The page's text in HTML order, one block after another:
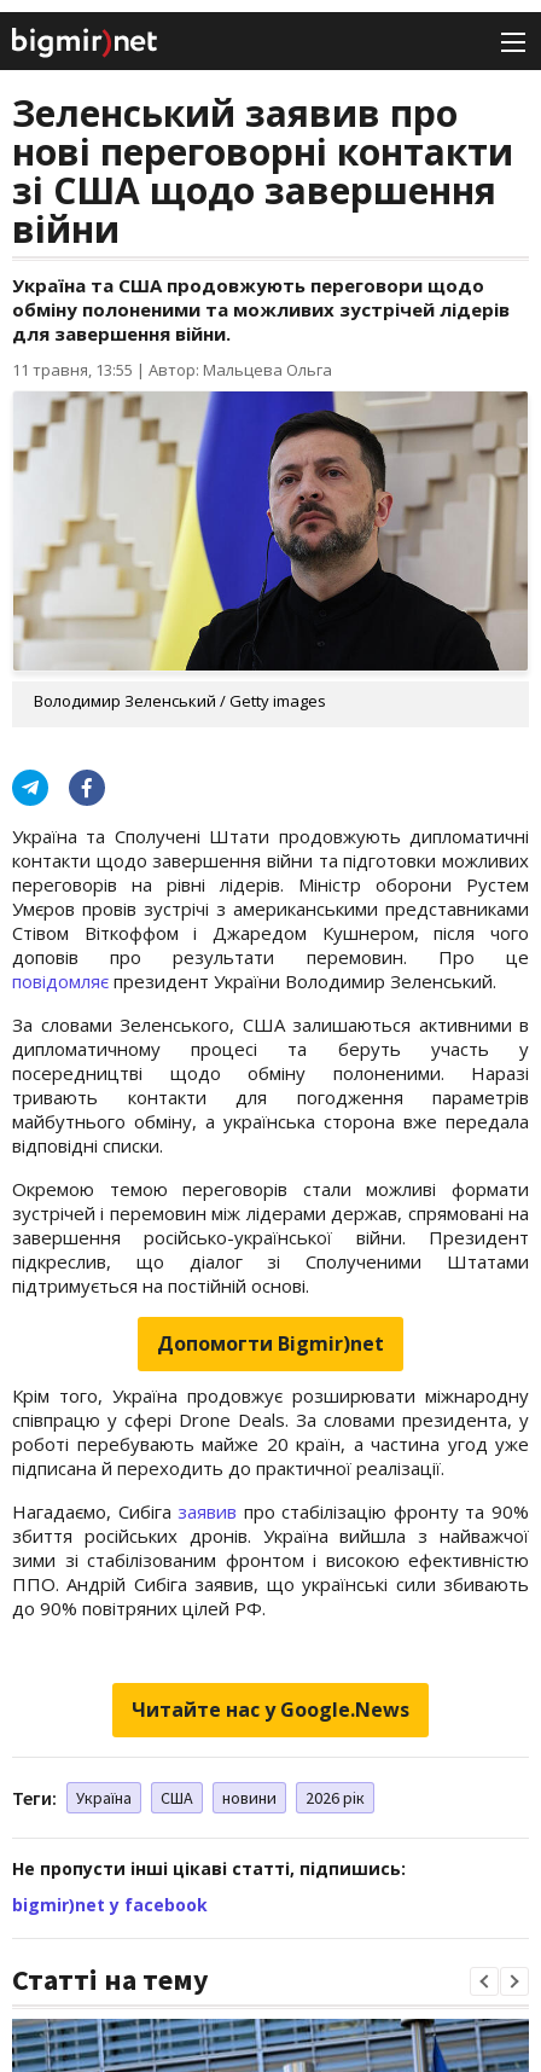
Зеленський заявив про
нові переговорні контакти
зі США щодо завершення
війни
Україна та США продовжують переговори щодо
обміну полоненими та можливих зустрічей лідерів
для завершення війни.
11 травня, 13:55 | Автор: Мальцева Ольга
Володимир Зеленський / Getty images
Україна та Сполучені Штати продовжують дипломатичні
контакти щодо завершення війни та підготовки можливих
переговорів на рівні лідерів. Міністр оборони Рустем
Умєров провів зустрічі з американськими представниками
Стівом Віткоффом і Джаредом Кушнером, після чого
доповів про результати перемовин. Про це
повідомляє президент України Володимир Зеленський.
За словами Зеленського, США залишаються активними в
дипломатичному процесі та беруть участь у
посередництві щодо обміну полоненими. Наразі
тривають контакти для погодження параметрів
майбутнього обміну, а українська сторона вже передала
відповідні списки.
Окремою темою переговорів стали можливі формати
зустрічей і перемовин між лідерами держав, спрямовані на
завершення російсько-української війни. Президент
підкреслив, що діалог зі Сполученими Штатами
підтримується на постійній основі.
Допомогти Bigmir)net
Крім того, Україна продовжує розширювати міжнародну
співпрацю у сфері Drone Deals. За словами президента, у
роботі перебувають майже 20 країн, а частина угод уже
підписана й переходить до практичної реалізації.
Нагадаємо, Сибігазаявив про стабілізацію фронту та 90%
збиття російських дронів. Україна вийшла з найважчої
зими зі стабілізованим фронтом і високою ефективністю
ППО. Андрій Сибіга заявив, що українські сили збивають
до 90% повітряних цілей РФ.
Читайте нас у Google.News
Теги: Україна США новини 2026 рік
Не пропусти інші цікаві статті, підпишись:
bigmir)net у facebook
Статті на тему